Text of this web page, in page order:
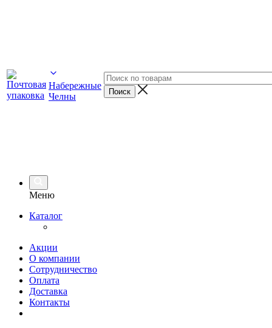
Набережные
Челны
Меню
Каталог
Акции
О компании
Сотрудничество
Оплата
Доставка
Контакты